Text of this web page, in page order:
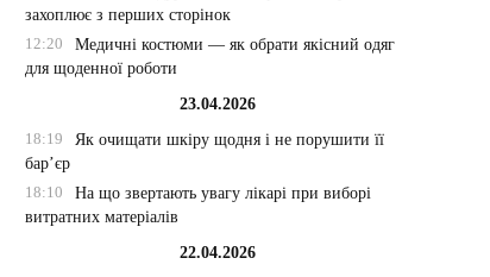
захоплює з перших сторінок
12:20
Медичні костюми — як обрати якісний одяг
для щоденної роботи
23.04.2026
18:19
Як очищати шкіру щодня і не порушити її
бар’єр
18:10
На що звертають увагу лікарі при виборі
витратних матеріалів
22.04.2026